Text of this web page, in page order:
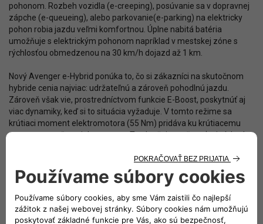
pohonom. Rozbeh vozidla (e-creeping), posúvanie sa v dopravnej
zápche (e-queueing), alebo parkovanie(e-parking) na elektricky
pohon robia jazdu veľmi komfortnou. Úplne nabitá batéria
umožňuje s elektrickým pohonom napríklad v mestskej zóne s
rýchlosťou obmedzenou na 30 km/h dojazd až 1 km.
Nový Avenger e-Hybrid ponúka to, čo si zákazníci na skutočnom
hybride cenia najviac: udržateľnú a zároveň pohodlnú jazdu.
Zároveň však vie, prostredníctvom funkcie E-Boost, poskytnúť aj
viac dynamiky, keď si to situácia vyžaduje. V tomto režime sa
krútiaci moment elektromotora (55 Nm) pridáva ku krútiacemu
momentu spaľovacieho motora. To zlepšuje pružnosť pri nízkych
elektrickým pohonom a pohonom na spaľovací motor
zabezpečuje 48V štartér spojený s motorom ozubeným
remeňom.
Pohodlie a potešenie z jazdy zvyšuje aj nová automatická 6-
stupňová dvojspojková prevodovka e-DCT6, ktorá umožňuje